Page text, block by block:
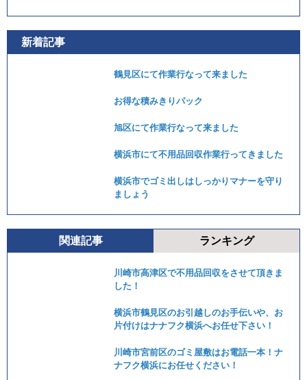
新着記事
鶴見区にて作業行なって来ました
お得な積みきりパック
旭区にて作業行なって来ました
横浜市にて不用品回収作業行ってきました
横浜市でゴミ出しはしっかりマナーを守り
ましょう
関連記事 ランキング
川崎市高津区で不用品回収をさせて頂きま
した！
横浜市鶴見区のお引越しのお手伝いや、お
片付けはナナフク横浜へお任せ下さい！
川崎市宮前区のゴミ屋敷はお電話一本！ナ
ナフク横浜にお任せください！